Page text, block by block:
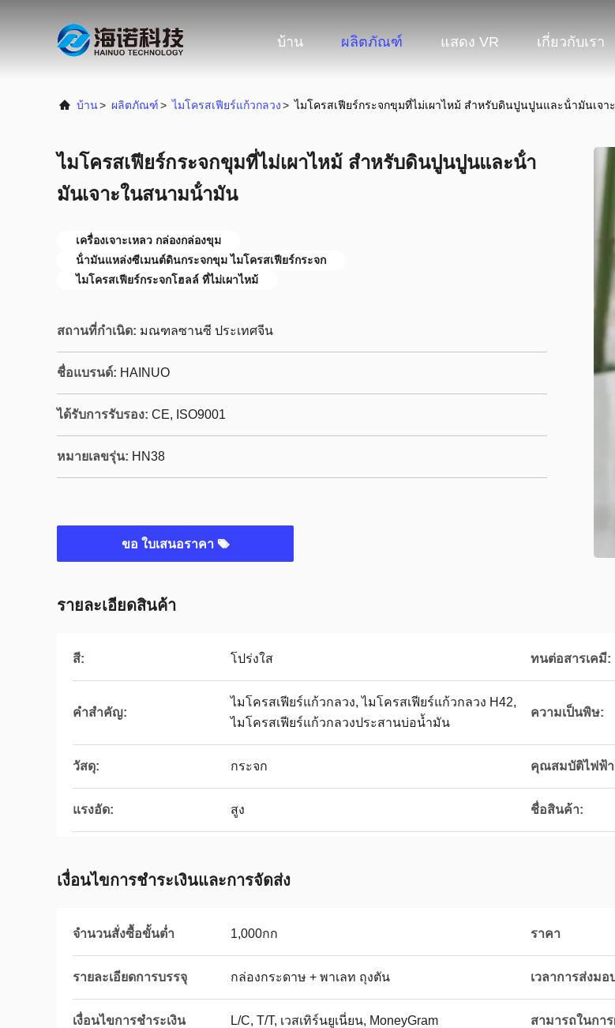
บ้าน ผลิตภัณฑ์ แสดง VR เกี่ยวกับเรา
บ้าน> ผลิตภัณฑ์> ไมโครสเฟียร์แก้วกลวง> ไมโครสเฟียร์กระจกขุมที่ไม่เผาไหม้ สําหรับดินปูนปูนและน้ํามันเจ
ไมโครสเฟียร์กระจกขุมที่ไม่เผาไหม้ สําหรับดินปูนปูนและน้ํา
มันเจาะในสนามน้ํามัน
เครื่องเจาะเหลว กล่องกล่องขุม
น้ํามันแหล่งซีเมนต์ดินกระจกขุม ไมโครสเฟียร์กระจก
ไมโครสเฟียร์กระจกโฮลล์ ที่ไม่เผาไหม้
สถานที่กำเนิด: มณฑลซานซี ประเทศจีน
ชื่อแบรนด์: HAINUO
ได้รับการรับรอง: CE, ISO9001
หมายเลขรุ่น: HN38
ขอ ใบเสนอราคา
รายละเอียดสินค้า
สี: โปร่งใส ทนต่อสารเคมี:
คำสำคัญ:
ไมโครสเฟียร์แก้วกลวง, ไมโครสเฟียร์แก้วกลวง H42,
ไมโครสเฟียร์แก้วกลวงประสานบ่อน้ำมัน
ความเป็นพิษ:
วัสดุ: กระจก คุณสมบัติไฟฟ้
แรงอัด: สูง ชื่อสินค้า:
เงื่อนไขการชำระเงินและการจัดส่ง
จำนวนสั่งซื้อขั้นต่ำ 1,000กก ราคา
รายละเอียดการบรรจุ กล่องกระดาษ + พาเลท ถุงตัน เวลาการส่งมอ
เงื่อนไขการชำระเงิน L/C, T/T, เวสเทิร์นยูเนี่ยน, MoneyGram สามารถในกา